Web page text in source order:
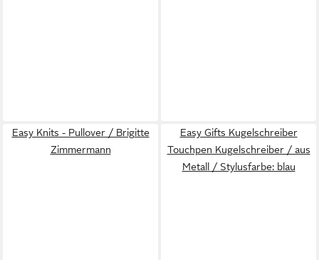
Easy Knits - Pullover / Brigitte
Zimmermann
Easy Gifts Kugelschreiber
Touchpen Kugelschreiber / aus
Metall / Stylusfarbe: blau